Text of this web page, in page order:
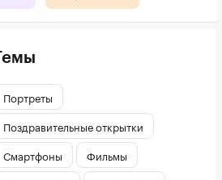
Темы
Портреты
Поздравительные открытки
Смартфоны
Фильмы